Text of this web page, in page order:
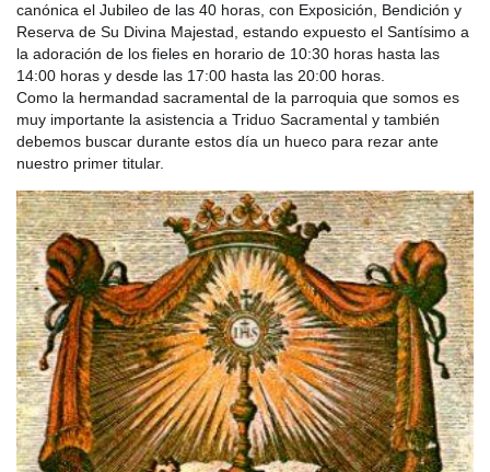
canónica el Jubileo de las 40 horas, con Exposición, Bendición y
Reserva de Su Divina Majestad, estando expuesto el Santísimo a
la adoración de los fieles en horario de 10:30 horas hasta las
14:00 horas y desde las 17:00 hasta las 20:00 horas.
Como la hermandad sacramental de la parroquia que somos es
muy importante la asistencia a Triduo Sacramental y también
debemos buscar durante estos día un hueco para rezar ante
nuestro primer titular.